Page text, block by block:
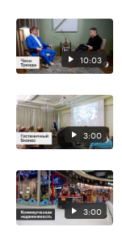
10:03
3:00
3:00